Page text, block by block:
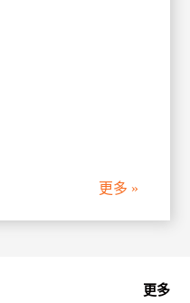
更多 »
更多